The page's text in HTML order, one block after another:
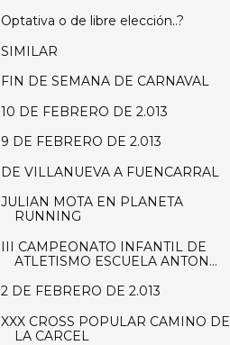
Optativa o de libre elección..?
SIMILAR
FIN DE SEMANA DE CARNAVAL
10 DE FEBRERO DE 2.013
9 DE FEBRERO DE 2.013
DE VILLANUEVA A FUENCARRAL
JULIAN MOTA EN PLANETA
RUNNING
III CAMPEONATO INFANTIL DE
ATLETISMO ESCUELA ANTON...
2 DE FEBRERO DE 2.013
XXX CROSS POPULAR CAMINO DE
LA CARCEL